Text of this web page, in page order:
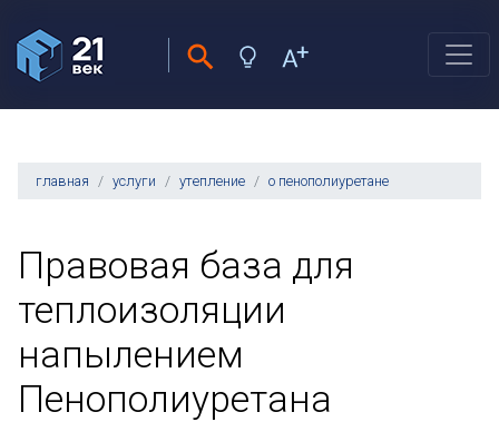
главная услуги утепление о пенополиуретане
Правовая база для
теплоизоляции
напылением
Пенополиуретана